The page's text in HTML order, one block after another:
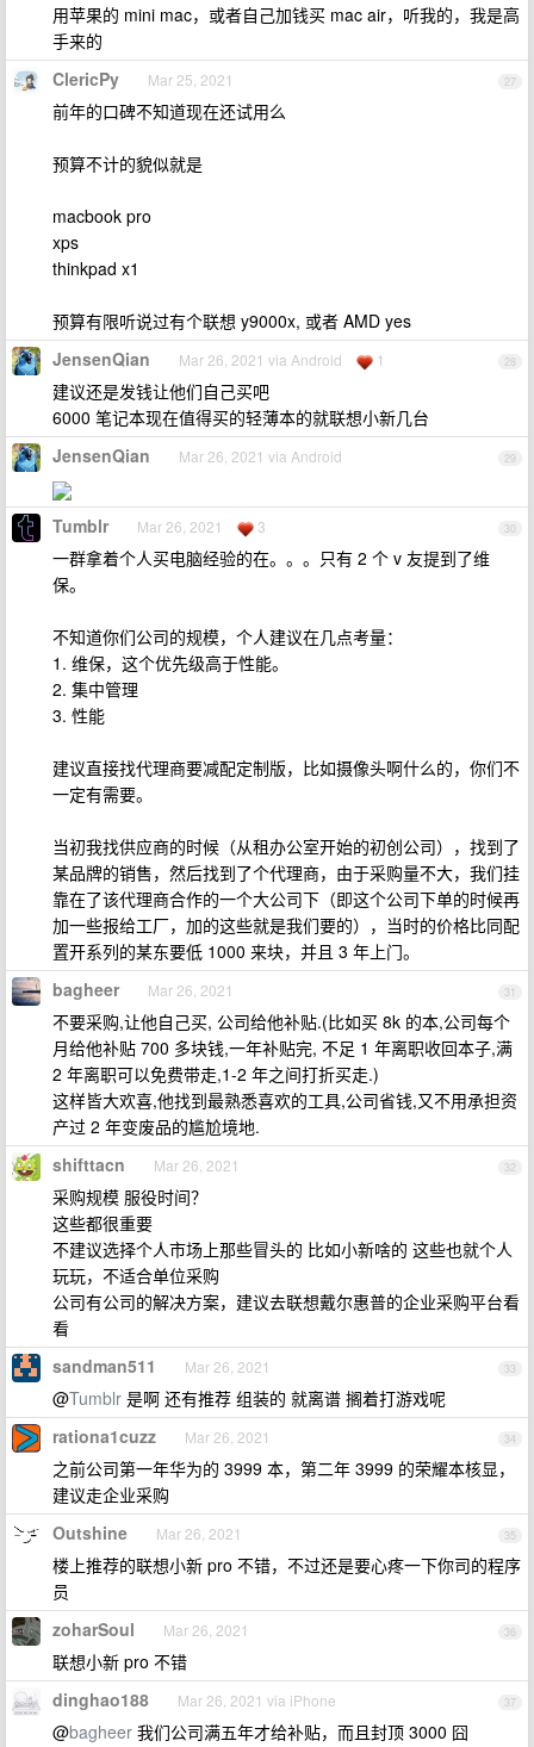
用苹果的 mini mac，或者自己加钱买 mac air，听我的，我是高
手来的
27
ClericPy Mar 25, 2021
前年的口碑不知道现在还试用么
预算不计的貌似就是
macbook pro
xps
thinkpad x1
预算有限听说过有个联想 y9000x, 或者 AMD yes
28
JensenQian Mar 26, 2021 via Android 1
建议还是发钱让他们自己买吧
6000 笔记本现在值得买的轻薄本的就联想小新几台
29
JensenQian Mar 26, 2021 via Android
30
Tumblr Mar 26, 2021 3
一群拿着个人买电脑经验的在。。。只有 2 个 v 友提到了维
保。
不知道你们公司的规模，个人建议在几点考量：
1. 维保，这个优先级高于性能。
2. 集中管理
3. 性能
建议直接找代理商要减配定制版，比如摄像头啊什么的，你们不
一定有需要。
当初我找供应商的时候（从租办公室开始的初创公司），找到了
某品牌的销售，然后找到了个代理商，由于采购量不大，我们挂
靠在了该代理商合作的一个大公司下（即这个公司下单的时候再
加一些报给工厂，加的这些就是我们要的），当时的价格比同配
置开系列的某东要低 1000 来块，并且 3 年上门。
31
bagheer Mar 26, 2021
不要采购,让他自己买, 公司给他补贴.(比如买 8k 的本,公司每个
月给他补贴 700 多块钱,一年补贴完, 不足 1 年离职收回本子,满
2 年离职可以免费带走,1-2 年之间打折买走.)
这样皆大欢喜,他找到最熟悉喜欢的工具,公司省钱,又不用承担资
产过 2 年变废品的尴尬境地.
32
shifttacn Mar 26, 2021
采购规模 服役时间？
这些都很重要
不建议选择个人市场上那些冒头的 比如小新啥的 这些也就个人
玩玩，不适合单位采购
公司有公司的解决方案，建议去联想戴尔惠普的企业采购平台看
看
33
sandman511 Mar 26, 2021
@Tumblr 是啊 还有推荐 组装的 就离谱 搁着打游戏呢
34
rationa1cuzz Mar 26, 2021
之前公司第一年华为的 3999 本，第二年 3999 的荣耀本核显，
建议走企业采购
35
Outshine Mar 26, 2021
楼上推荐的联想小新 pro 不错，不过还是要心疼一下你司的程序
员
36
zoharSoul Mar 26, 2021
联想小新 pro 不错
37
dinghao188 Mar 26, 2021 via iPhone
@bagheer 我们公司满五年才给补贴，而且封顶 3000 囧